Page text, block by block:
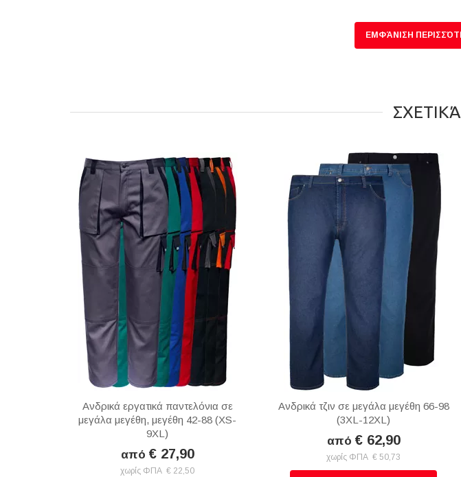
ΕΜΦΆΝΙΣΗ
Ανδρικά εργατικά παντελόνια σε
μεγάλα μεγέθη, μεγέθη 42-88 (XS-
9XL)
από € 27,90
χωρίς ΦΠΑ € 22,50
Ανδρικά τζιν σε μεγάλα μεγέθη 66-98
(3XL-12XL)
από € 62,90
χωρίς ΦΠΑ € 50,73